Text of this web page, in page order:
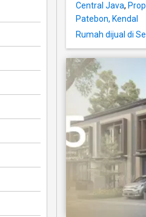
Central Java,
Patebon, Kendal
Rumah dijual di